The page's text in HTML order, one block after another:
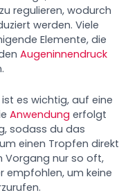
regulieren, wodurch
werden. Viele
Elemente, die
Augeninnendruck
es wichtig, auf eine
Anwendung erfolgt
sodass du das
einen Tropfen direkt
Vorgang nur so oft,
empfohlen, um keine